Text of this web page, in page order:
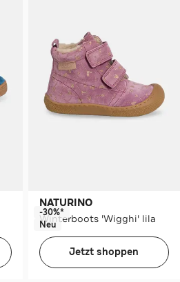
NATURINO
Winterboots 'Wigghi' lila
-30%*
Neu
Jetzt shoppen